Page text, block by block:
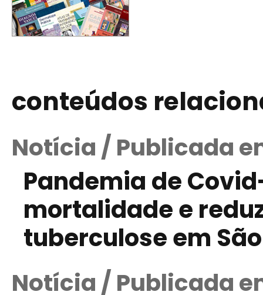
conteúdos
Notícia / Publicada
Pandemia de
mortalidade e
tuberculose em
Notícia / Publicada